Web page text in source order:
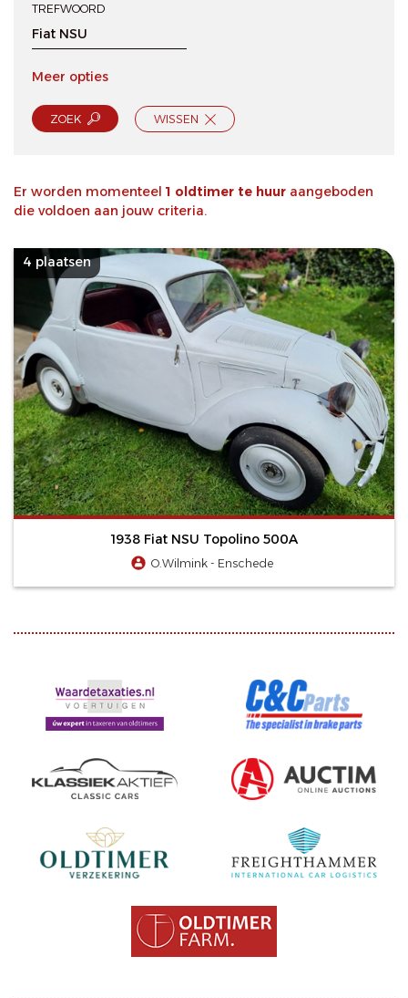
TREFWOORD
Meer opties
ZOEK WISSEN
Er worden momenteel 1 oldtimer te huur aangeboden
die voldoen aan jouw criteria.
4 plaatsen
1938 Fiat NSU Topolino 500A
O.Wilmink - Enschede